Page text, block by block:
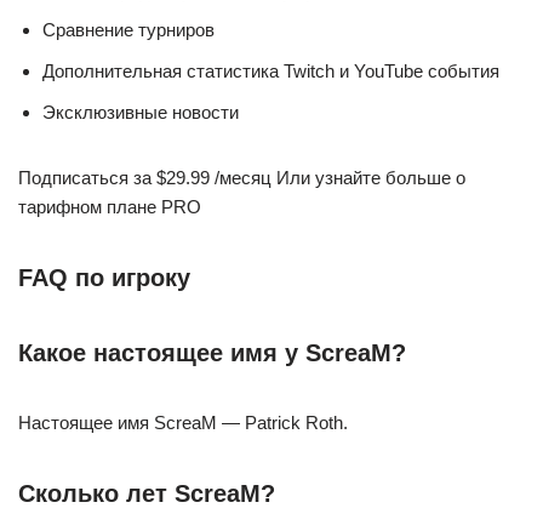
Сравнение турниров
Дополнительная статистика Twitch и YouTube события
Эксклюзивные новости
Подписаться за $29.99 /месяц Или узнайте больше о
тарифном плане PRO
FAQ по игроку
Какое настоящее имя у ScreaM?
Настоящее имя ScreaM — Patrick Roth.
Сколько лет ScreaM?